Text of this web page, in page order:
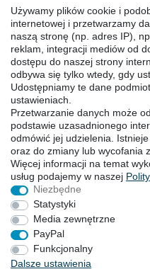
Instagram
POBIERANIA
Katalogi
Technika
Certyfikaty
Badanie
Promocja
SIEDZIBY
Prawo do sodstąpienia
Stopka redakcyjna
Używamy plików cookie i
internetowej i przetwarzamy
naszą stronę (np. adres IP),
reklam, integracji mediów od
dostępu do naszej strony
odbywa się tylko wtedy, gdy
Udostępniamy te dane
ustawieniach.
Przetwarzanie danych może
podstawie uzasadnionego
odmówić jej udzielenia.
oraz do zmiany lub wycofania
Więcej informacji na temat
usług podajemy w naszej
Niezbędne
Statystyki
Media zewnętrzne
PayPal
Funkcjonalny
Dalsze ustawienia